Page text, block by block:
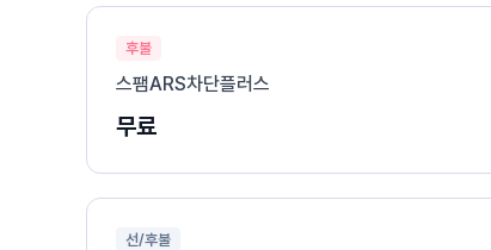
후불
스팸ARS차단플러스
무료
선/후불